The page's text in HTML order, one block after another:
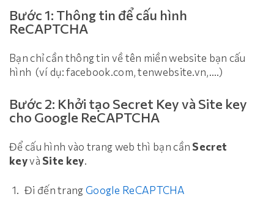
Bước 1: Thông tin để cấu hình
ReCAPTCHA
Bạn chỉ cần thông tin về tên miền website bạn cấu
hình (ví dụ: facebook.com, tenwebsite.vn,….)
Bước 2: Khởi tạo Secret Key và Site key
cho Google ReCAPTCHA
Để cấu hình vào trang web thì bạn cần Secret
keyvà Site key.
Đi đến trangGoogle ReCAPTCHA